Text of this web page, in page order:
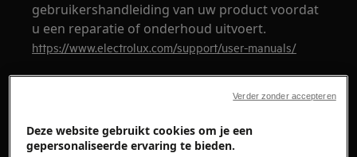
gebruikershandleiding van uw product voordat
u een reparatie of onderhoud uitvoert.
https://www.electrolux.com/support/user-manuals/
WAARSCHUWING!GEVAAR VOOR ELEKTRISCHE
Deze website gebruikt cookies om je een
gepersonaliseerde ervaring te bieden.
Verder zonder accepteren